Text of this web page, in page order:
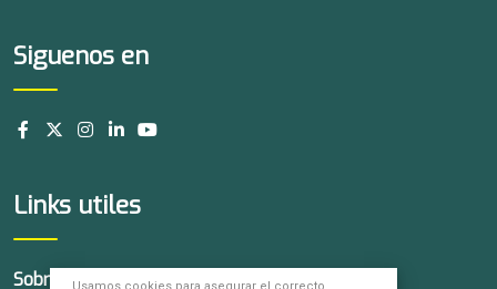
Siguenos en
Links utiles
Sobre Nosotros Nuestros
Usamos cookies para asegurar el correcto